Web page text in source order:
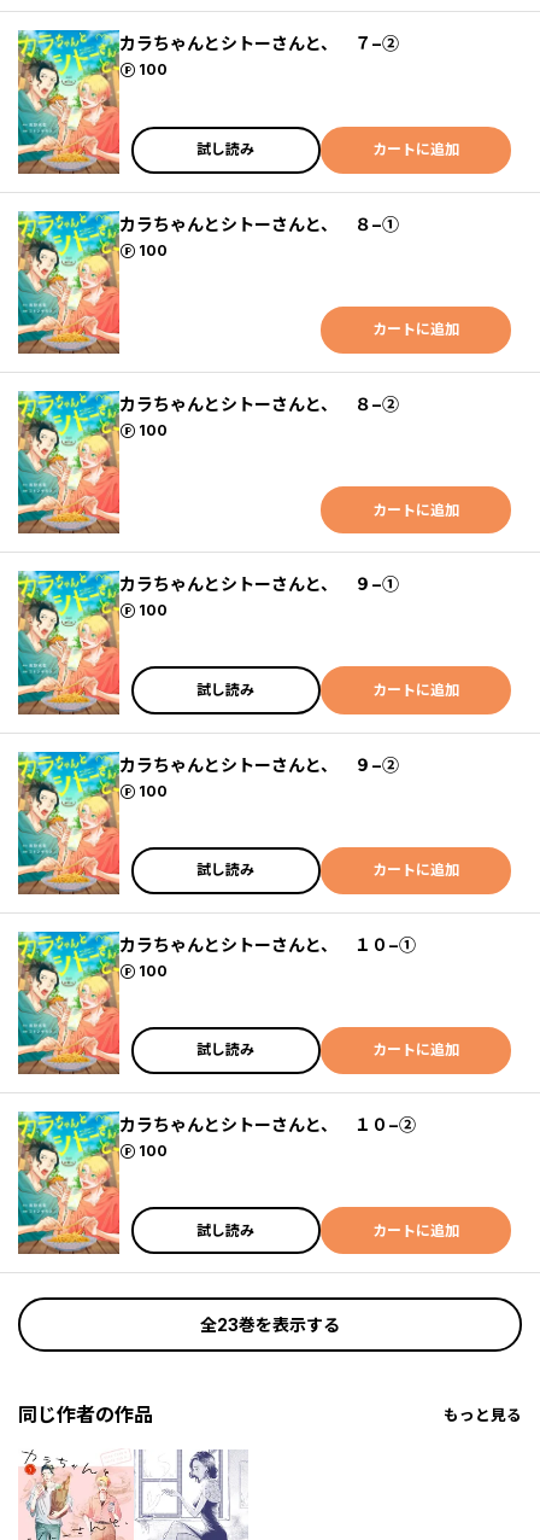
カラちゃんとシトーさんと、 ７−②
100
ポイント
試し読み カートに追加
カラちゃんとシトーさんと、 ８−①
100
ポイント
カートに追加
カラちゃんとシトーさんと、 ８−②
100
ポイント
カートに追加
カラちゃんとシトーさんと、 ９−①
100
ポイント
試し読み カートに追加
カラちゃんとシトーさんと、 ９−②
100
ポイント
試し読み カートに追加
カラちゃんとシトーさんと、 １０−①
100
ポイント
試し読み カートに追加
カラちゃんとシトーさんと、 １０−②
100
ポイント
試し読み カートに追加
全23巻を表示する
同じ作者の作品 もっと見る